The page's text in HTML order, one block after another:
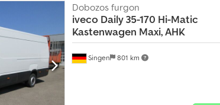
cm³ Tengelytáv: 3 750 mm Felépítmény hossza: 4 300 mm
500 kg Mechanikus laprugós felfüggesztés Kettős hátsó
Rádió Elektromos ablakok és tükrök 12 hónap garancia
Singen 801 km
Dobozos furgon
iveco Daily 35-170 Hi-Matic
Kastenwagen Maxi, AHK